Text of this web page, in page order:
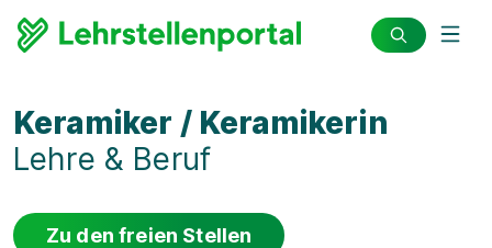
Keramiker / Keramikerin
Lehre & Beruf
Zu den freien Stellen